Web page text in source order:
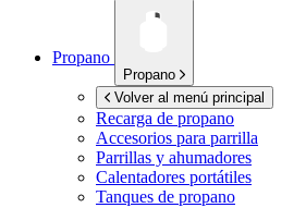
Propano
Propano
Volver al menú principal
Recarga de propano
Accesorios para parrilla
Parrillas y ahumadores
Calentadores portátiles
Tanques de propano